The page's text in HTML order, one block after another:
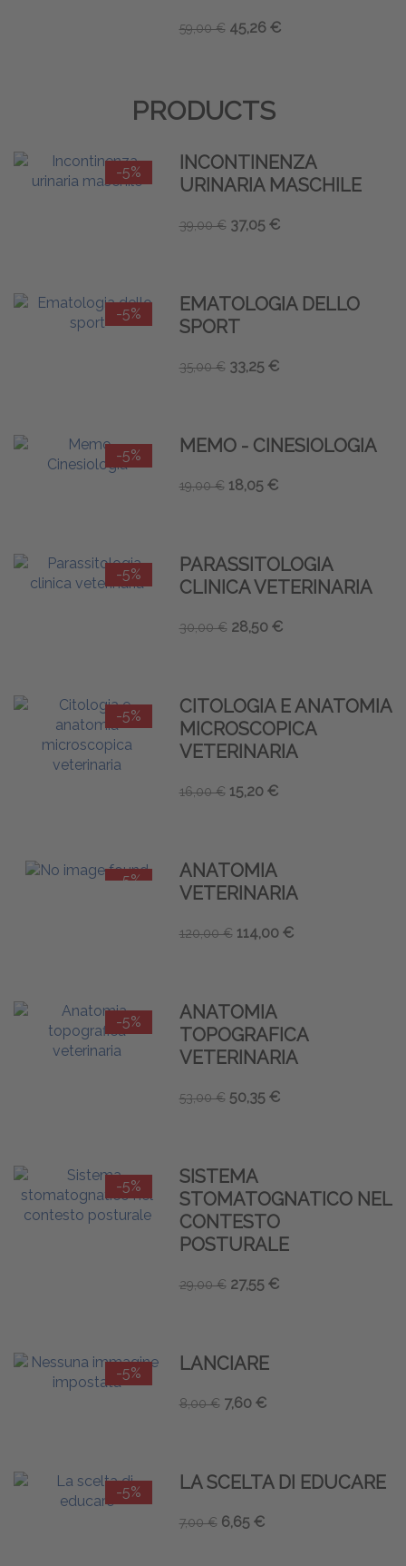
59,00 € 45,26 €
PRODUCTS
-5%
INCONTINENZA
URINARIA MASCHILE
39,00 € 37,05 €
-5%
EMATOLOGIA DELLO
SPORT
35,00 € 33,25 €
-5% MEMO - CINESIOLOGIA
19,00 € 18,05 €
-5%
PARASSITOLOGIA
CLINICA VETERINARIA
30,00 € 28,50 €
-5%
CITOLOGIA E ANATOMIA
MICROSCOPICA
VETERINARIA
16,00 € 15,20 €
-5%
ANATOMIA
VETERINARIA
120,00 € 114,00 €
-5%
ANATOMIA
TOPOGRAFICA
VETERINARIA
53,00 € 50,35 €
-5%
SISTEMA
STOMATOGNATICO NEL
CONTESTO
POSTURALE
29,00 € 27,55 €
-5% LANCIARE
8,00 € 7,60 €
-5% LA SCELTA DI EDUCARE
7,00 € 6,65 €